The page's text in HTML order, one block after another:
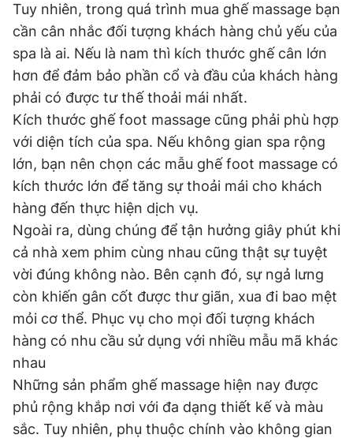
Tuy nhiên, trong quá trình mua ghế massage bạn
cần cân nhắc đối tượng khách hàng chủ yếu của
spa là ai. Nếu là nam thì kích thước ghế cân lớn
hơn để đảm bảo phần cổ và đầu của khách hàng
phải có được tư thế thoải mái nhất.
Kích thước ghế foot massage cũng phải phù hợp
với diện tích của spa. Nếu không gian spa rộng
lớn, bạn nên chọn các mẫu ghế foot massage có
kích thước lớn để tăng sự thoải mái cho khách
hàng đến thực hiện dịch vụ.
Ngoài ra, dùng chúng để tận hưởng giây phút khi
cả nhà xem phim cùng nhau cũng thật sự tuyệt
vời đúng không nào. Bên cạnh đó, sự ngả lưng
còn khiến gân cốt được thư giãn, xua đi bao mệt
mỏi cơ thể. Phục vụ cho mọi đối tượng khách
hàng có nhu cầu sử dụng với nhiều mẫu mã khác
nhau
Những sản phẩm ghế massage hiện nay được
phủ rộng khắp nơi với đa dạng thiết kế và màu
sắc. Tuy nhiên, phụ thuộc chính vào không gian